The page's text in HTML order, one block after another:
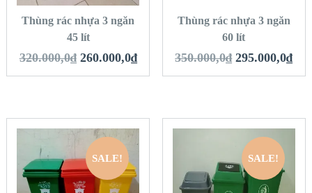
Thùng rác nhựa 3 ngăn
45 lít
320.000,0₫ 260.000,0₫
Thùng rác nhựa 3 ngăn
60 lít
350.000,0₫ 295.000,0₫
SALE!
QUICK LOOK
SALE!
QUICK LOOK